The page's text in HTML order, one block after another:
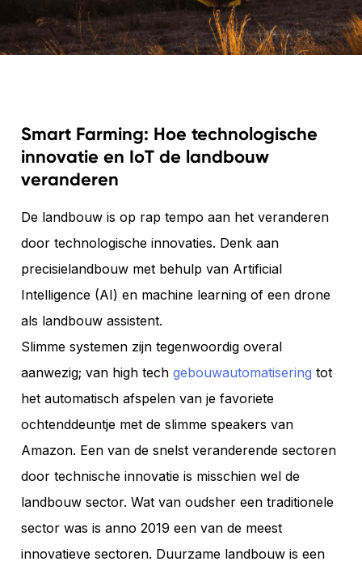
Smart Farming: Hoe technologische
innovatie en IoT de landbouw
veranderen
De landbouw is op rap tempo aan het veranderen
door technologische innovaties. Denk aan
precisielandbouw met behulp van Artificial
Intelligence (AI) en machine learning of een drone
als landbouw assistent.
Slimme systemen zijn tegenwoordig overal
aanwezig; van high tech gebouwautomatisering tot
het automatisch afspelen van je favoriete
ochtenddeuntje met de slimme speakers van
Amazon. Een van de snelst veranderende sectoren
door technische innovatie is misschien wel de
landbouw sector. Wat van oudsher een traditionele
sector was is anno 2019 een van de meest
innovatieve sectoren. Duurzame landbouw is een